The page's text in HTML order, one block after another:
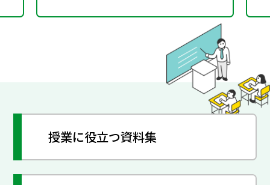
授業に役立つ資料集